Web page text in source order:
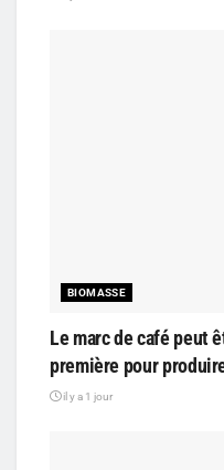
BIOMASSE
Le marc de café peut
première pour
il y a 1 jour